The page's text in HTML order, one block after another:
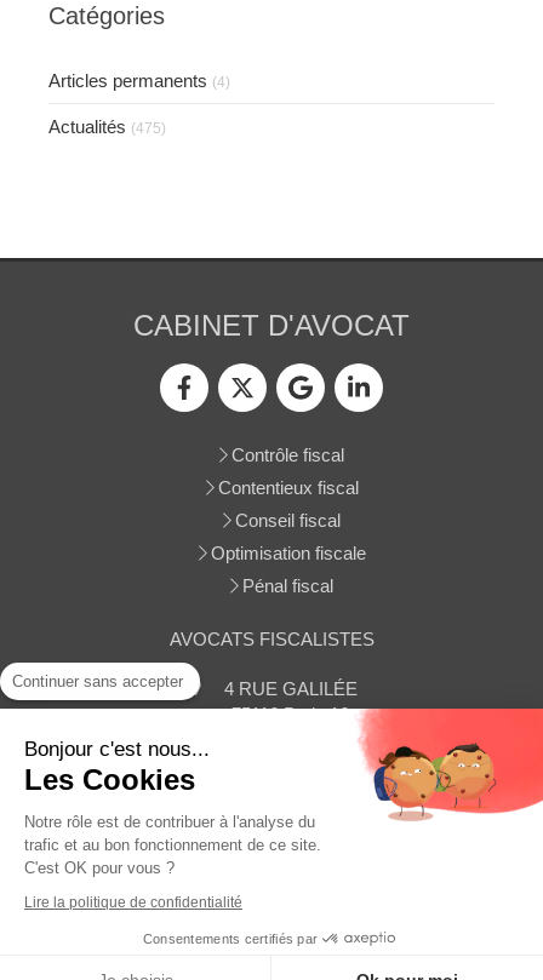
Catégories
Articles permanents (4)
Actualités (475)
CABINET D'AVOCAT
Contrôle fiscal
Contentieux fiscal
Conseil fiscal
Optimisation fiscale
Pénal fiscal
AVOCATS FISCALISTES
4 RUE GALILÉE
75116 Paris 16
Afficher le téléphone
Mentions légales
Continuer sans accepter
Bonjour c'est nous...
Les Cookies
Notre rôle est de contribuer à l'analyse du
trafic et au bon fonctionnement de ce site.
C'est OK pour vous ?
Lire la politique de confidentialité
Consentements certifiés par